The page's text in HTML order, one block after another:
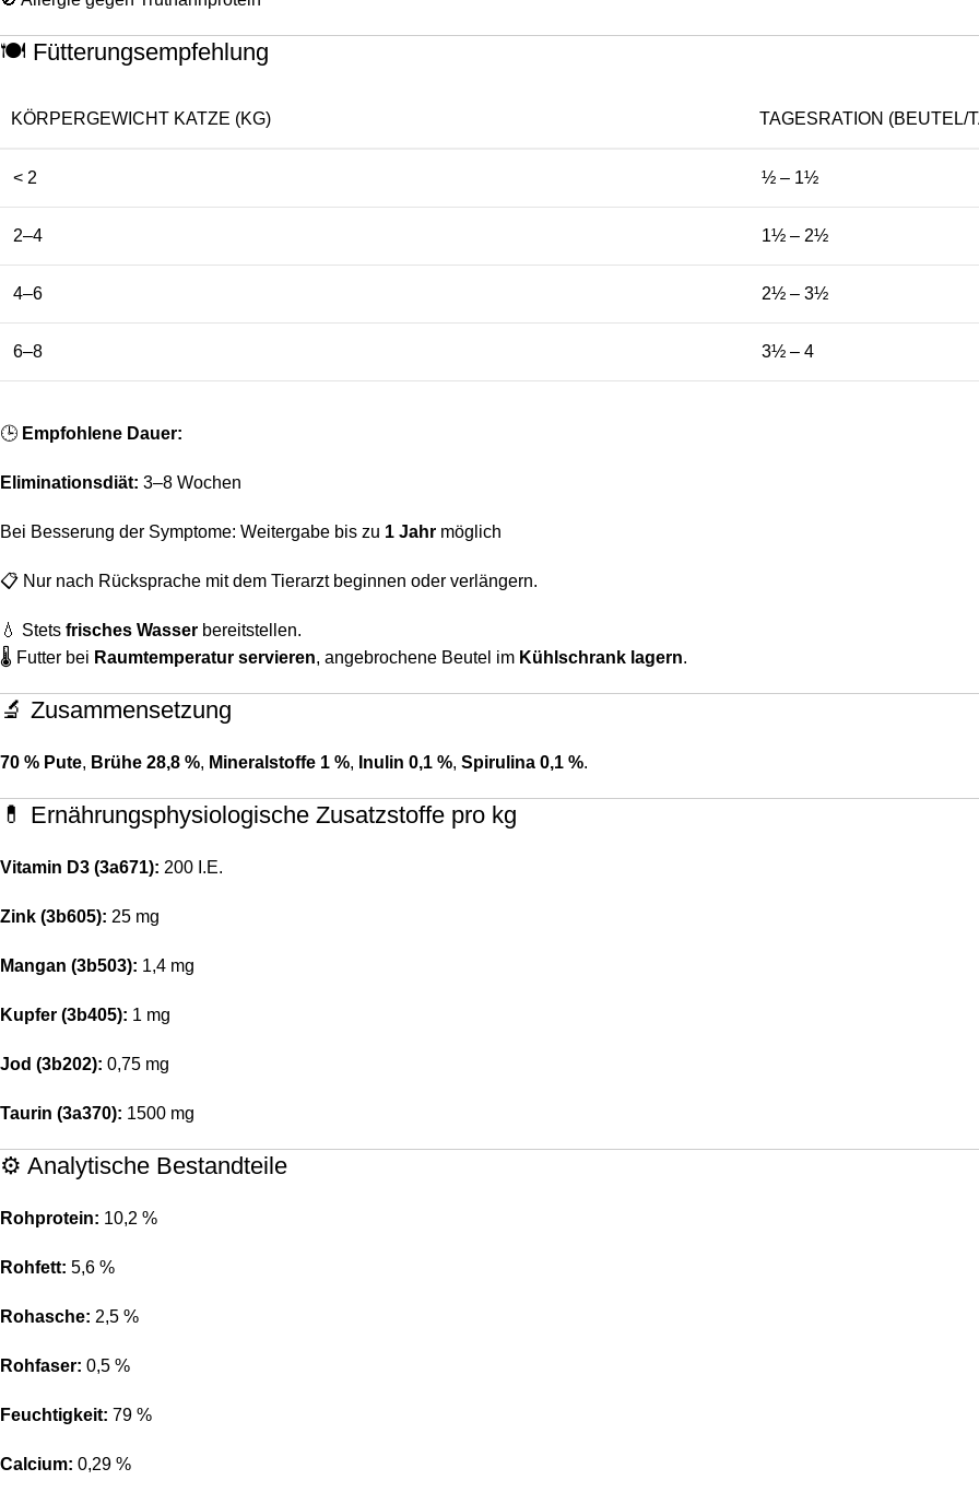
🍽️ Fütterungsempfehlung
KÖRPERGEWICHT KATZE (KG) TAGESRATION (BEUTEL/
< 2 ½ – 1½
2–4 1½ – 2½
4–6 2½ – 3½
6–8 3½ – 4
🕒 Empfohlene Dauer:
Eliminationsdiät: 3–8 Wochen
Bei Besserung der Symptome: Weitergabe bis zu 1 Jahr möglich
📋 Nur nach Rücksprache mit dem Tierarzt beginnen oder verlängern.
💧 Stets frisches Wasser bereitstellen.
🌡️ Futter bei Raumtemperatur servieren, angebrochene Beutel im Kühlschrank lagern.
🔬 Zusammensetzung
70 % Pute, Brühe 28,8 %, Mineralstoffe 1 %, Inulin 0,1 %, Spirulina 0,1 %.
💊 Ernährungsphysiologische Zusatzstoffe pro kg
Vitamin D3 (3a671): 200 I.E.
Zink (3b605): 25 mg
Mangan (3b503): 1,4 mg
Kupfer (3b405): 1 mg
Jod (3b202): 0,75 mg
Taurin (3a370): 1500 mg
⚙️ Analytische Bestandteile
Rohprotein: 10,2 %
Rohfett: 5,6 %
Rohasche: 2,5 %
Rohfaser: 0,5 %
Feuchtigkeit: 79 %
Calcium: 0,29 %